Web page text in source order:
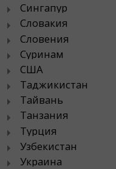
Сингапур
Словакия
Словения
Суринам
США
Таджикистан
Тайвань
Танзания
Турция
Узбекистан
Украина